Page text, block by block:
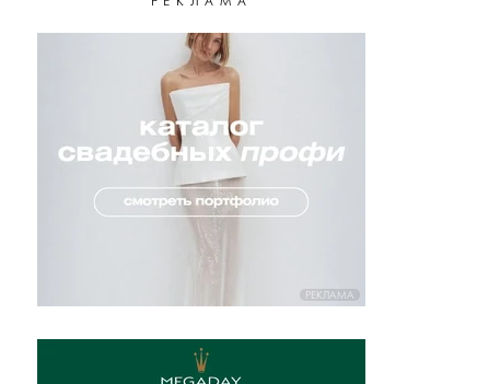
РЕКЛАМА